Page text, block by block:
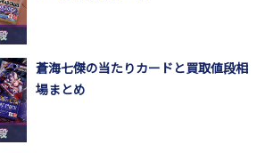
蒼海七傑の当たりカードと買取値段相
場まとめ